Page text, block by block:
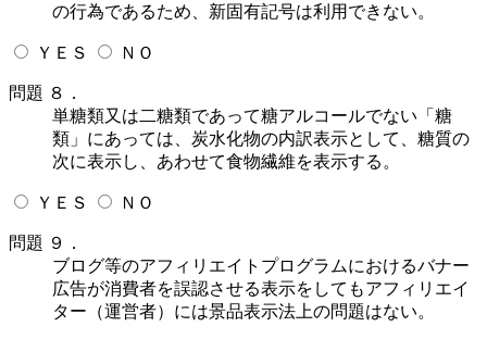
の行為であるため、新固有記号は利用できない。
ＹＥＳ ＮＯ
問題 ８．
単糖類又は二糖類であって糖アルコールでない「糖
類」にあっては、炭水化物の内訳表示として、糖質の
次に表示し、あわせて食物繊維を表示する。
ＹＥＳ ＮＯ
問題 ９．
ブログ等のアフィリエイトプログラムにおけるバナー
広告が消費者を誤認させる表示をしてもアフィリエイ
ター（運営者）には景品表示法上の問題はない。